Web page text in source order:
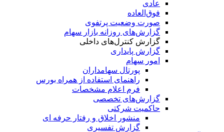
عادی
فوق‌العاده
صورت وضعیت پرتفوی
گزارش‌های روزانه بازار سهام
گزارش کنترل‌های داخلی
گزارش پایداری
امور سهام
پورتال سهامداران
راهنمای استفاده از همراه بورس
فرم اعلام مشخصات
گزارش‌های تخصصی
حاکمیت شرکتی
منشور اخلاق و رفتار حرفه­ ای
گزارش تفسیری